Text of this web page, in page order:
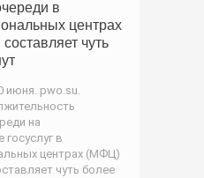
в
центрах
чуть
июня. pwo.su.
на
госуслуг в
центрах (МФЦ)
чуть более